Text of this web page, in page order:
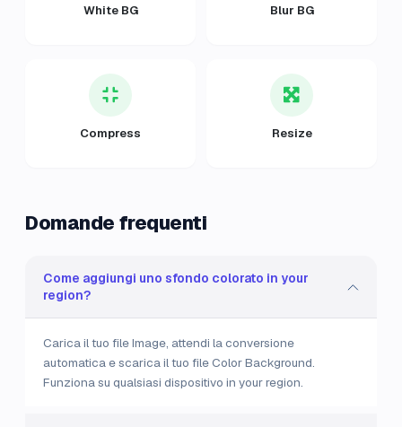
White BG Blur BG
Compress Resize
Domande frequenti
Come aggiungi uno sfondo colorato in your
region?
Carica il tuo file Image, attendi la conversione
automatica e scarica il tuo file Color Background.
Funziona su qualsiasi dispositivo in your region.